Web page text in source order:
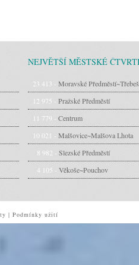
NEJVĚTŠÍ MĚSTSKÉ
23 413 - Moravské Předměstí~Třebeš
12 975 - Pražské Předměstí
11 779 - Centrum
10 021 - Malšovice~Malšova Lhota
8 982 - Slezské Předměstí
4 105 - Věkoše~Pouchov
| Podmínky užití